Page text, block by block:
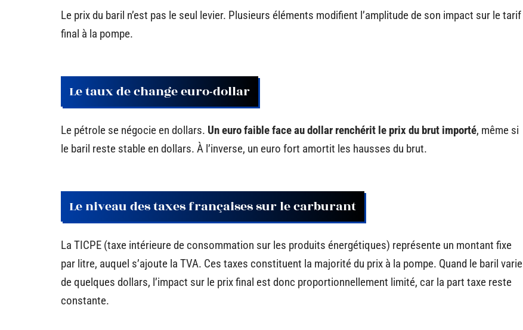
Le prix du baril n’est pas le seul levier. Plusieurs éléments modifient l’amplitude de son impact sur le tarif
final à la pompe.
Le taux de change euro-dollar
Le pétrole se négocie en dollars. Un euro faible face au dollar renchérit le prix du brut importé, même si
le baril reste stable en dollars. À l’inverse, un euro fort amortit les hausses du brut.
Le niveau des taxes françaises sur le carburant
La TICPE (taxe intérieure de consommation sur les produits énergétiques) représente un montant fixe
par litre, auquel s’ajoute la TVA. Ces taxes constituent la majorité du prix à la pompe. Quand le baril varie
de quelques dollars, l’impact sur le prix final est donc proportionnellement limité, car la part taxe reste
constante.